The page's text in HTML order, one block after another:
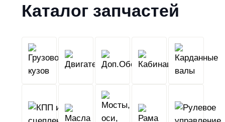
Каталог запчастей
Грузовой
кузов
Двигатель Кабина
КПП
оси,
Рама